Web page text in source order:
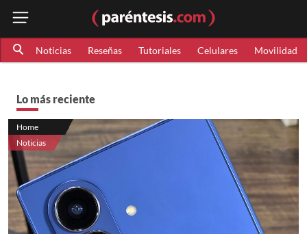
Noticias Reseñas Tutoriales Celulares Movilidad
Lo más reciente
Home
Noticias